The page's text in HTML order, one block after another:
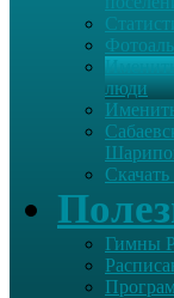
люди
Гимны